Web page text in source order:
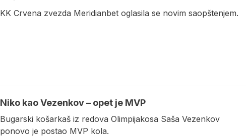
KK Crvena zvezda Meridianbet oglasila se novim saopštenjem.
Niko kao Vezenkov – opet je MVP
Bugarski košarkaš iz redova Olimpijakosa Saša Vezenkov
ponovo je postao MVP kola.